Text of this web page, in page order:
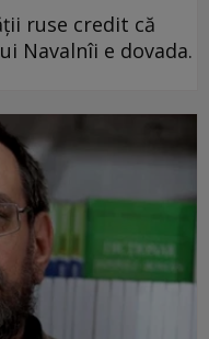
ruse credit că
Navalnîi e dovada.